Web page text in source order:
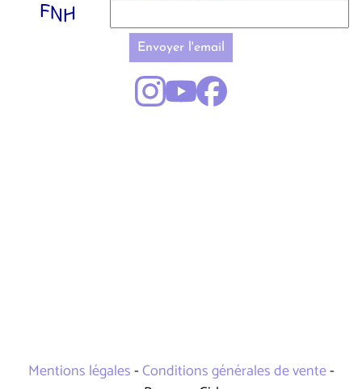
Envoyer l'email
Mentions légales-Conditions générales de vente-